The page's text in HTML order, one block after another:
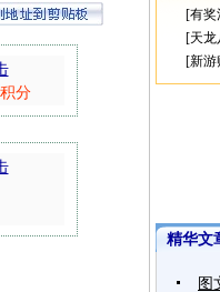
积分
[有奖
[天龙
[新游
精华文
图